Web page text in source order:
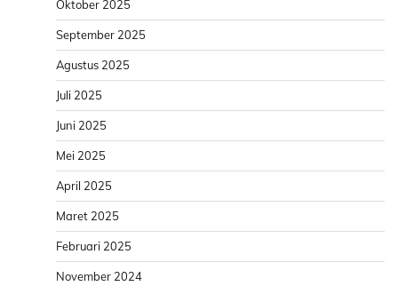
Oktober 2025
September 2025
Agustus 2025
Juli 2025
Juni 2025
Mei 2025
April 2025
Maret 2025
Februari 2025
November 2024